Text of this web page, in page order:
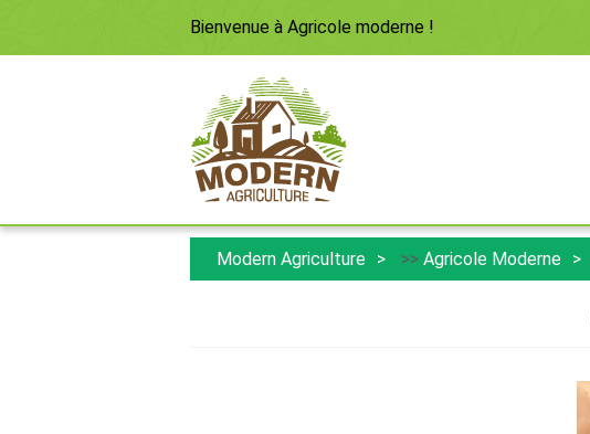
Bienvenue à Agricole moderne !
Modern Agriculture >> Agricole Moderne